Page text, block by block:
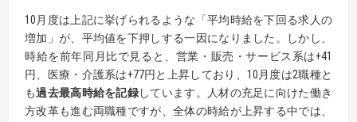
10月度は上記に挙げられるような「平均時給を下回る求人の
増加」が、平均値を下押しする一因になりました。しかし、
時給を前年同月比で見ると、営業・販売・サービス系は+41
円、医療・介護系は+77円と上昇しており、10月度は2職種と
も過去最高時給を記録しています。人材の充足に向けた働き
方改革も進む両職種ですが、全体の時給が上昇する中では、